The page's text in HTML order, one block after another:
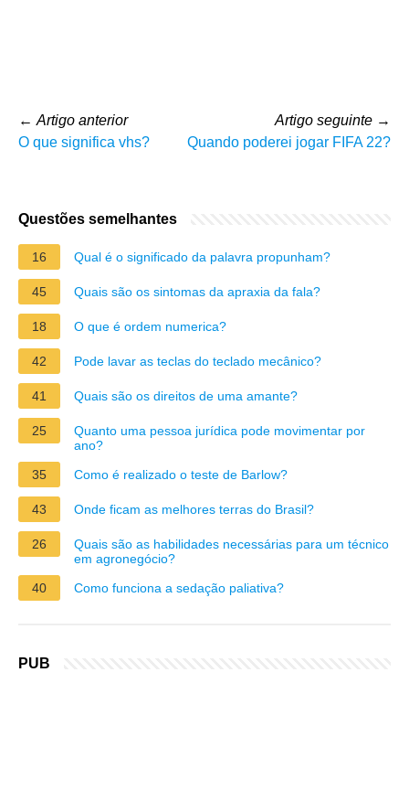
← Artigo anterior
O que significa vhs?
Artigo seguinte →
Quando poderei jogar FIFA 22?
Questões semelhantes
16 Qual é o significado da palavra propunham?
45 Quais são os sintomas da apraxia da fala?
18 O que é ordem numerica?
42 Pode lavar as teclas do teclado mecânico?
41 Quais são os direitos de uma amante?
25
Quanto uma pessoa jurídica pode movimentar por
ano?
35
Como é realizado o teste de Barlow?
43 Onde ficam as melhores terras do Brasil?
26
Quais são as habilidades necessárias para um técnico
em agronegócio?
40
Como funciona a sedação paliativa?
PUB